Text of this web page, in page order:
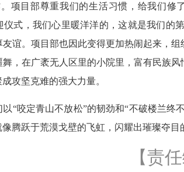
项目部尊重我们的生活习惯，给我们修
式，我们心里暖洋洋的，这就是我们的
谊。项目部也因此变得更加热闹起来，
，在广袤无人区里的小院里，富有民族
攻坚克难的强大力量。
“咬定青山不放松”的韧劲和“不破楼兰终
腾跃于荒漠戈壁的飞虹，闪耀出璀璨夺目
【责